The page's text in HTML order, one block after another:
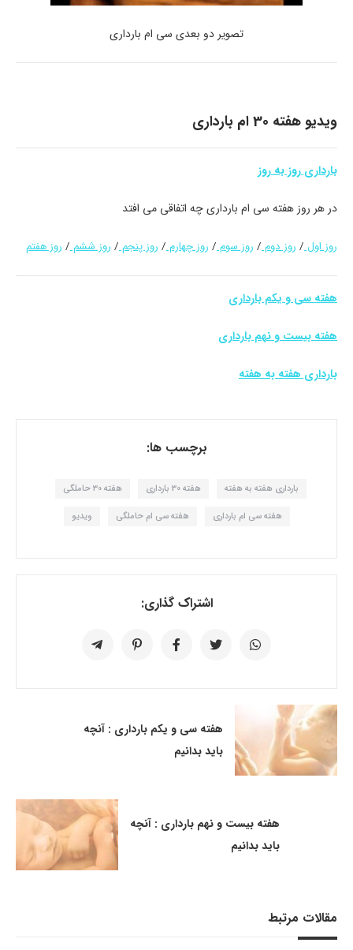
تصویر دو بعدی سی ام بارداری
ویدیو هفته 30 ام بارداری
بارداری روز به روز
در هر روز هفته سی ام بارداری چه اتفاقی می افتد
روز اول/ روز دوم/ روز سوم/ روز چهارم/ روز پنجم/ روز ششم/ روز هفتم
هفته سی و یکم بارداری
هفته بیست و نهم بارداری
بارداری هفته به هفته
برچسب ها:
بارداری هفته به هفته هفته 30 بارداری هفته 30 حاملگی
هفته سی ام بارداری هفته سی ام حاملگی ویدیو
اشتراک گذاری:
هفته سی و یکم بارداری : آنچه
باید بدانیم
هفته بیست و نهم بارداری : آنچه
باید بدانیم
مقالات مرتبط